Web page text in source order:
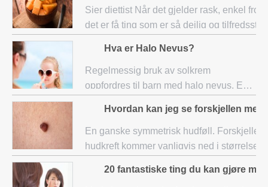
Sier diettist Når det gjelder rask, enkel frokost,
det er få ting som er så deilig og
cantaloup
Hva er Halo Nevus?
Regelmessig bruk av solkrem
oppfordres til barn med halo nevus. En
som vanligvis finnes hos barn, men det
kan finnes hos individer i alle aldre. Det
er faktisk en
Hvordan kan jeg se forskjellen
En ganske symmetrisk hudføll. Forskjellen mellom en føflekk og
hudkreft kommer vanligvis ned i størrelse,
20 fantastiske ting du kan gjøre